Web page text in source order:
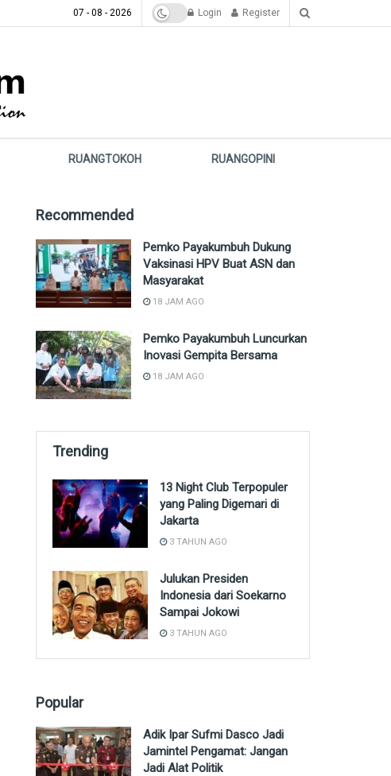
07 - 08 - 2026 Login Register
RUANGTOKOH RUANGOPINI
Recommended
Pemko Payakumbuh Dukung
Vaksinasi HPV Buat ASN dan
Masyarakat
18 JAM AGO
Pemko Payakumbuh Luncurkan
Inovasi Gempita Bersama
18 JAM AGO
Trending
13 Night Club Terpopuler
yang Paling Digemari di
Jakarta
3 TAHUN AGO
Julukan Presiden
Indonesia dari Soekarno
Sampai Jokowi
3 TAHUN AGO
Popular
Adik Ipar Sufmi Dasco Jadi
Jamintel Pengamat: Jangan
Jadi Alat Politik